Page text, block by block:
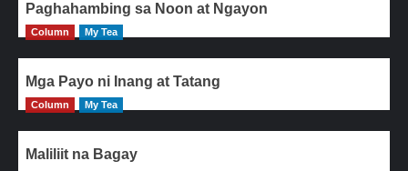
Paghahambing sa Noon at Ngayon
Column My Tea
Mga Payo ni Inang at Tatang
Column My Tea
Maliliit na Bagay